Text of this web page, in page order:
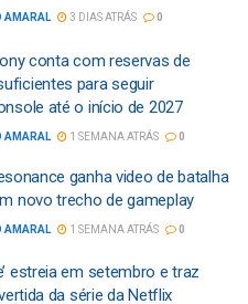
AMARAL 3 DIAS ATRÁS 0
conta com reservas de
para seguir
até o início de 2027
AMARAL 1 SEMANA ATRÁS 0
ganha video de batalha
novo trecho de gameplay
AMARAL 1 SEMANA ATRÁS 0
estreia em setembro e traz
da série da Netflix